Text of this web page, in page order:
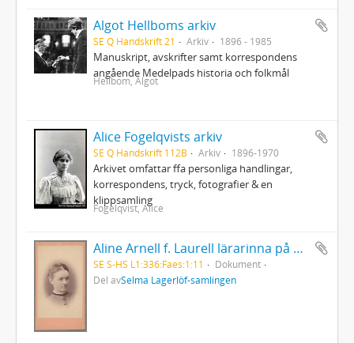
Algot Hellboms arkiv
SE Q Handskrift 21 Arkiv 1896 - 1985
Manuskript, avskrifter samt korrespondens
angående Medelpads historia och folkmål
Hellbom, Algot
Alice Fogelqvists arkiv
SE Q Handskrift 112B Arkiv 1896-1970
Arkivet omfattar ffa personliga handlingar,
korrespondens, tryck, fotografier & en
klippsamling
Fogelqvist, Alice
Aline Arnell f. Laurell lärarinna på Mårbacka
SE S-HS L1:336:Faes:1:11
Dokument
Del avSelma Lagerlöf-samlingen